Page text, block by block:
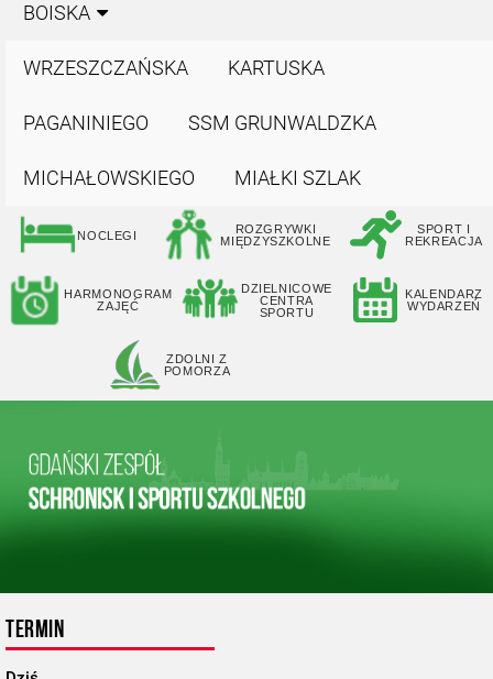
BOISKA
WRZESZCZAŃSKA KARTUSKA
PAGANINIEGO SSM GRUNWALDZKA
MICHAŁOWSKIEGO MIAŁKI SZLAK
NOCLEGI
ROZGRYWKI
MIĘDZYSZKOLNE
SPORT I
REKREACJA
HARMONOGRAM
ZAJĘĆ
DZIELNICOWE
CENTRA
SPORTU
KALENDARZ
WYDARZEŃ
ZDOLNI Z
POMORZA
TERMIN